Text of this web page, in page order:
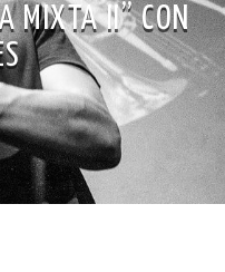
MIXTA II” CON